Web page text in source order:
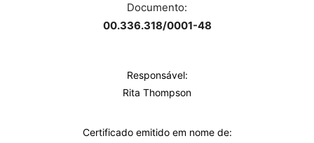
Documento:
00.336.318/0001-48
Responsável:
Rita Thompson
Certificado emitido em nome de: